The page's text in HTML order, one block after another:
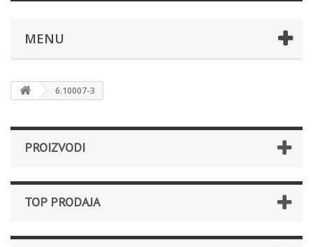
MENU
6.10007-3
PROIZVODI
TOP PRODAJA